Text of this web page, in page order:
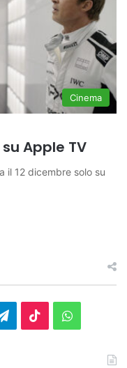
Cinema
Apple TV
il 12 dicembre solo su
Telegram
TikTok